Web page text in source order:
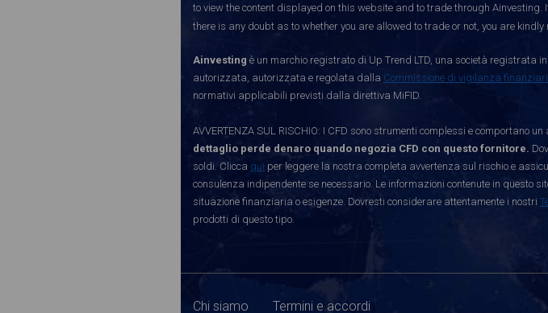
to view the content displayed on this website and to trade through
there is any doubt as to whether you are allowed to trade or not, you are
Ainvesting è un marchio registrato di Up Trend LTD, una società registrata
autorizzata, autorizzata e regolata dalla Commissione di vigilanza
normativi applicabili previsti dalla direttiva MiFID.
AVVERTENZA SUL RISCHIO: I CFD sono strumenti complessi e
dettaglio perde denaro quando negozia CFD con questo fornitore.
soldi. Clicca qui per leggere la nostra completa avvertenza sul rischio e
consulenza indipendente se necessario. Le informazioni contenute in questo
situazione finanziaria o esigenze. Dovresti considerare attentamente i nostri
prodotti di questo tipo.
Chi siamo Termini e accordi